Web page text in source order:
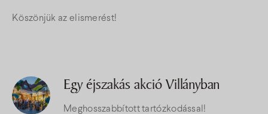
Köszönjük az elismerést!
Egy éjszakás akció Villányban
Meghosszabbított tartózkodással!